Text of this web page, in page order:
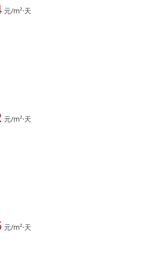
元/m²⋅天
元/m²⋅天
元/m²⋅天